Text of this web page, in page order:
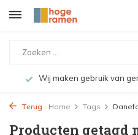
Wij maken gebruik van
Terug Home Tags
Producten getagd